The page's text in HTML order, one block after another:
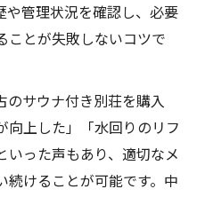
や管理状況を確認し、必要
ことが失敗しないコツで
のサウナ付き別荘を購入
向上した」「水回りのリフ
いった声もあり、適切なメ
続けることが可能です。中